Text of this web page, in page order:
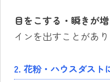
目をこする・瞬きが
インを出すことがあり
2. 花粉・ハウスダスト